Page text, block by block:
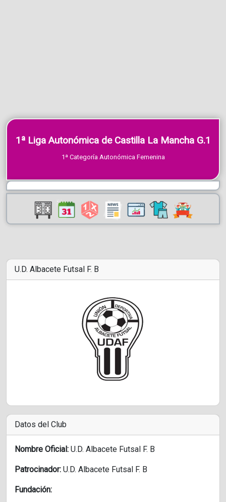
1ª Liga Autonómica de Castilla La Mancha G.1
1ª Categoría Autonómica Femenina
U.D. Albacete Futsal F. B
Datos del Club
Nombre Oficial: U.D. Albacete Futsal F. B
Patrocinador: U.D. Albacete Futsal F. B
Fundación: